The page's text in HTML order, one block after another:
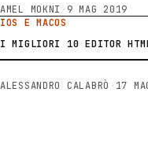
AMEL MOKNI · 9 MAG 2019
IOS E MACOS
I MIGLIORI 10 EDITOR
ALESSANDRO CALABRÒ · 17